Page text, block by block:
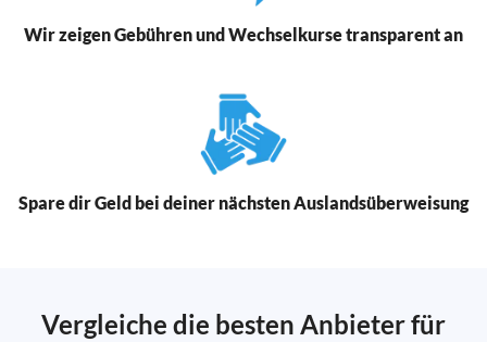
Wir zeigen Gebühren und Wechselkurse transparent an
Spare dir Geld bei deiner nächsten Auslandsüberweisung
Vergleiche die besten Anbieter für